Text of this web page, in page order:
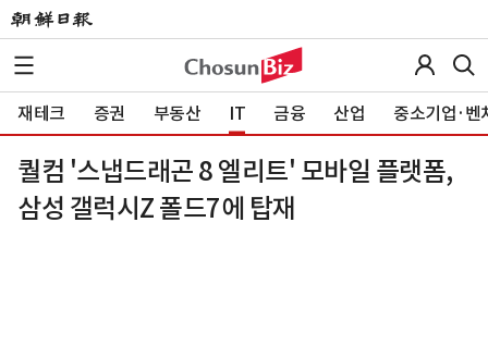
재테크 증권 부동산 IT 금융 산업 중소기업·벤
퀄컴 '스냅드래곤 8 엘리트' 모바일 플랫폼,
삼성 갤럭시Z 폴드7에 탑재